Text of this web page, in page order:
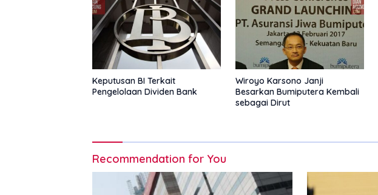
Keputusan BI Terkait
Pengelolaan Dividen Bank
Wiroyo Karsono Janji
Besarkan Bumiputera Kembali
sebagai Dirut
Recommendation for You